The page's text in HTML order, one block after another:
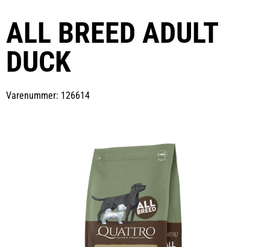
ALL BREED ADULT
DUCK
Varenummer: 126614